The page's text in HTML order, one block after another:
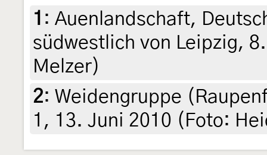
1 : Auenlandschaft,
südwestlich von Leipzig,
Melzer)
2: Weidengruppe
1, 13. Juni 2010 (Foto: